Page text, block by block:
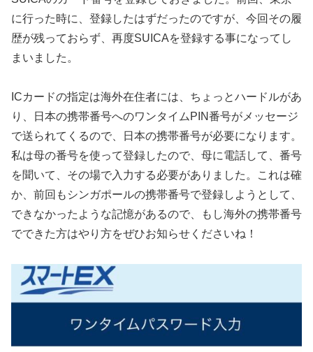
に行った時に、登録したはずだったのですが、今回その履
歴が残っておらず、再度SUICAを登録する事になってし
まいました。
ICカードの指定は海外在住者には、ちょっとハードルがあ
り、日本の携帯番号へのワンタイムPIN番号がメッセージ
で送られてくるので、日本の携帯番号が必要になります。
私は母の番号を使って登録したので、母に電話して、番号
を聞いて、その場で入力する必要がありました。これは確
か、前回もシンガポールの携帯番号で登録しようとして、
できなかったような記憶があるので、もし海外の携帯番号
でできた方はやり方をぜひお知らせくださいね！